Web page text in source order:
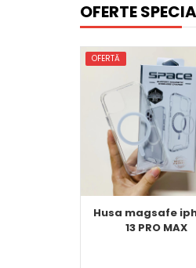
OFERTE
OFERTĂ
Husa magsafe
13 PRO MAX